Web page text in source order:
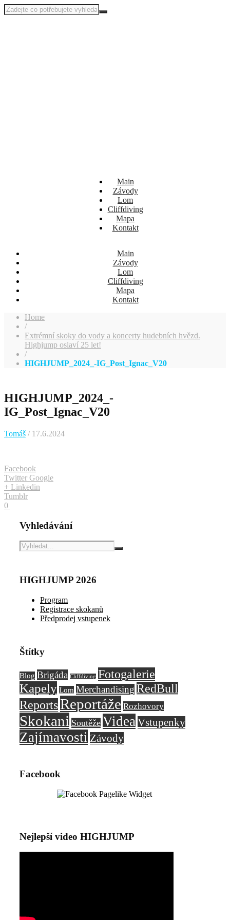
Main
Závody
Lom
Cliffdiving
Mapa
Kontakt
Main
Závody
Lom
Cliffdiving
Mapa
Kontakt
Home
/
Extrémní skoky do vody a koncerty hudebních hvězd.
Highjump oslaví 25 let!
/
HIGHJUMP_2024_-IG_Post_Ignac_V20
HIGHJUMP_2024_-
IG_Post_Ignac_V20
Tomáš / 17.6.2024
Facebook
Twitter Google
+ Linkedin
Tumblr
0
Vyhledávání
HIGHJUMP 2026
Program
Registrace skokanů
Předprodej vstupenek
Štítky
Blog Brigáda Cliffdiving Fotogalerie
Kapely Lom Merchandising RedBull
ReportsReportáže Rozhovory
Skokani Soutěže Videa Vstupenky
Zajímavosti Závody
Facebook
Nejlepší video HIGHJUMP